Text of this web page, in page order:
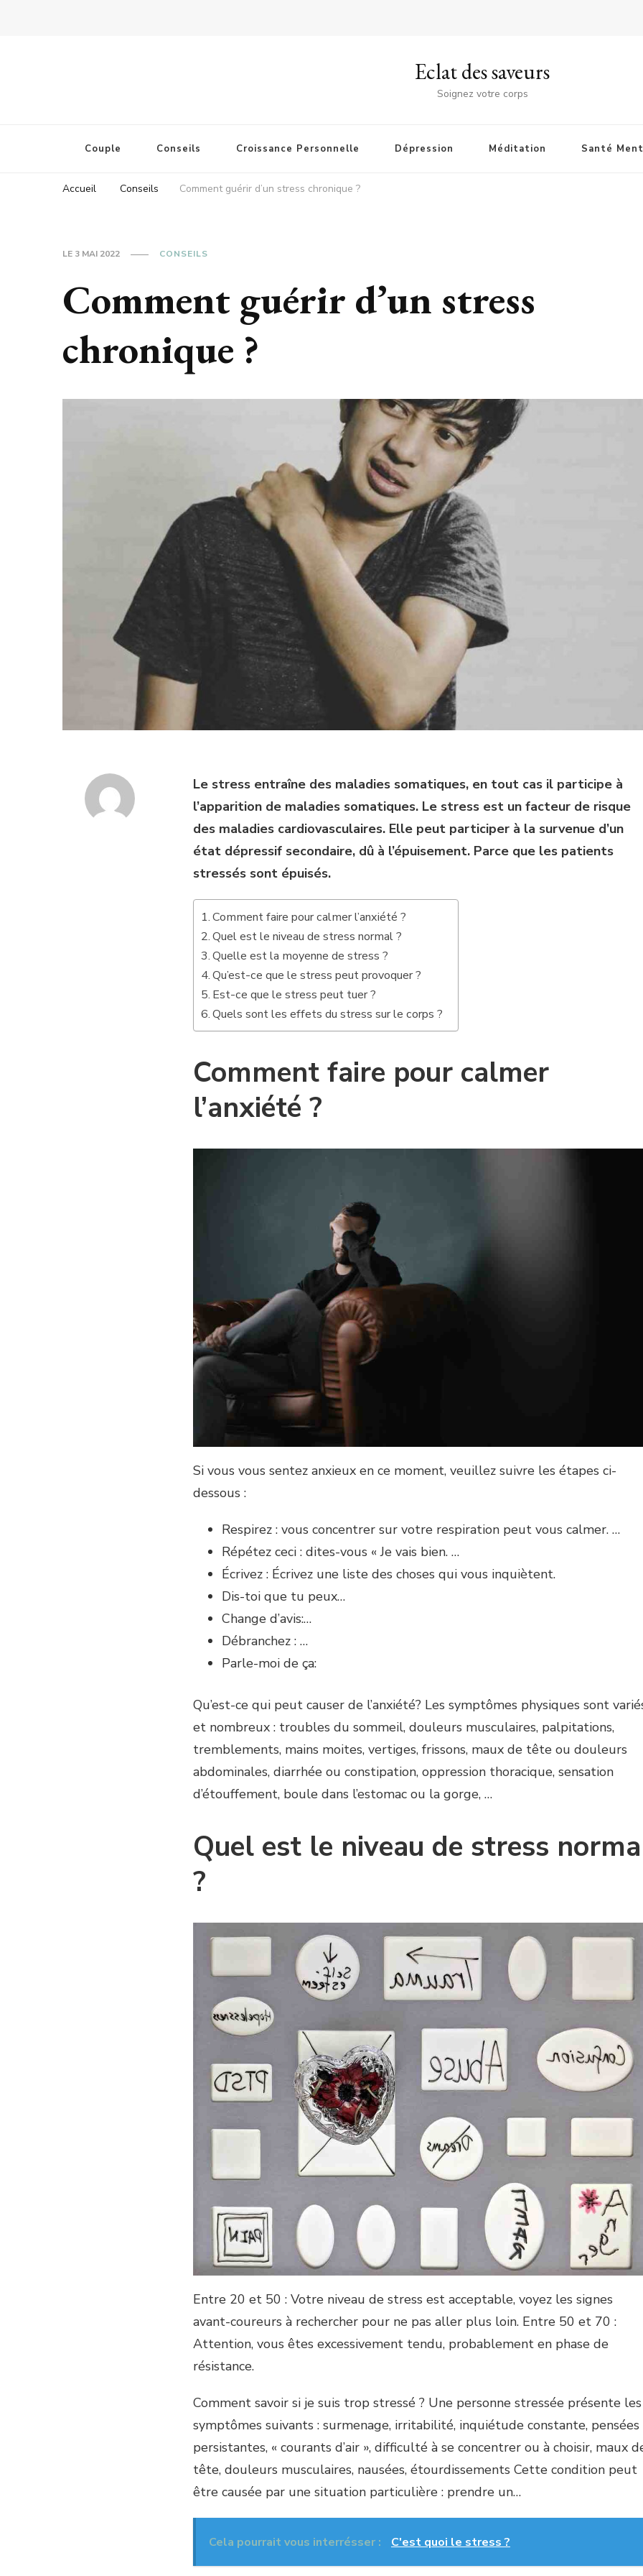
Eclat des saveurs
Soignez votre corps
Couple Conseils Croissance Personnelle Dépression Méditation Santé
Accueil Conseils Comment guérir d’un stress chronique ?
LE 3 MAI 2022 CONSEILS
Comment guérir d’un stress
chronique ?
Le stress entraîne des maladies somatiques, en tout cas il participe à
l’apparition de maladies somatiques. Le stress est un facteur de risque
des maladies cardiovasculaires. Elle peut participer à la survenue d’un
état dépressif secondaire, dû à l’épuisement. Parce que les patients
stressés sont épuisés.
Comment faire pour calmer l’anxiété ?
Quel est le niveau de stress normal ?
Quelle est la moyenne de stress ?
Qu’est-ce que le stress peut provoquer ?
Est-ce que le stress peut tuer ?
Quels sont les effets du stress sur le corps ?
Comment faire pour calmer
l’anxiété ?
Si vous vous sentez anxieux en ce moment, veuillez suivre les étapes ci-
dessous :
Respirez : vous concentrer sur votre respiration peut vous calmer. …
Répétez ceci : dites-vous « Je vais bien. …
Écrivez : Écrivez une liste des choses qui vous inquiètent.
Dis-toi que tu peux…
Change d’avis:…
Débranchez : …
Parle-moi de ça:
Qu’est-ce qui peut causer de l’anxiété? Les symptômes physiques sont
et nombreux : troubles du sommeil, douleurs musculaires, palpitations,
tremblements, mains moites, vertiges, frissons, maux de tête ou douleurs
abdominales, diarrhée ou constipation, oppression thoracique, sensation
d’étouffement, boule dans l’estomac ou la gorge, …
Quel est le niveau de stress
?
Entre 20 et 50 : Votre niveau de stress est acceptable, voyez les signes
avant-coureurs à rechercher pour ne pas aller plus loin. Entre 50 et 70 :
Attention, vous êtes excessivement tendu, probablement en phase de
résistance.
Comment savoir si je suis trop stressé ? Une personne stressée présente les
symptômes suivants : surmenage, irritabilité, inquiétude constante, pensées
persistantes, « courants d’air », difficulté à se concentrer ou à choisir, maux
tête, douleurs musculaires, nausées, étourdissements Cette condition peut
être causée par une situation particulière : prendre un…
Cela pourrait vous interrésser : C'est quoi le stress ?